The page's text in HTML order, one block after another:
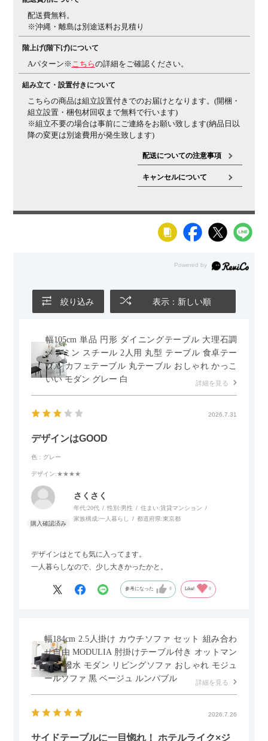
ーチルト体格や姿勢に応じて座面前部が折れ曲がりま
す。太腿の裏側の圧迫が少なく座面奥行きの調整が必
動きON、OFFのモード切替えができます。
アーム肘と背座は連動して動かない構造なので肘パ
す。・ランバーレスデザイン背骨のS字カーブが自然
につくられるため背もたれにランバーサポートはありま
せん。背骨がより解放され体が動かしやすくなりま
の保証ページをご確認ください。※沖縄・離
島などの一部地域では発送後に発生した不良・傷などに
立て作業を行います)
ロッド色)：シルバー ⇒ブラック に変更
・昇降主軸アウ
ターパイプ直径：50.8mm ⇒ 50mm に変更
(変更日：
2026年1月21日)
備考 グリーン購入法適合商品
い。
配送費無料。
※沖縄・離島は別途送料お見積り
階上げ(階下げ)について
Aパターン※ こちらの詳細をご確認ください。
組み立て・設置付きについて
こちらの商品は組立設置付きでのお届けとなります。(開梱・
組立設置・梱包材回収まで無料で行います)
※組立不要の場合は事前にご連絡をお願い致します(納品日以
降の変更は別途費用が発生致します)
配送についての注意事項
キャンセルについて
絞り込み 表示：新しい順
幅105cm 単品 円形 ダイニングテーブル 大理石調
メラミン スチール 2人用 丸型 テーブル 食卓テー
ブル カフェテーブル 丸テーブル おしゃれ かっこ
いい モダン グレー 白
詳細を見る
2026.7.31
デザインはGOOD
色：グレー
デザイン:★★★★
さくさく
年代:20代 性別:男性 住まい:賃貸マンション
家族構成:一人暮らし 都道府県:東京都
デザインはとても気に入ってます。
一人暮らしなので、少し大きかったかと。
参考になった 0 Like! 0
幅184cm 2.5人掛け カウチソファ セット 組み合わ
せ自由 MODULIA 肘掛けテーブル付き オットマン
付き 撥水 モダン リビングソファ おしゃれ モジュ
ールソファ 黒 ベージュ ルンバブル
詳細を見る
2026.7.26
サイドテーブルに一目惚れ！ ホテルライク×ジ